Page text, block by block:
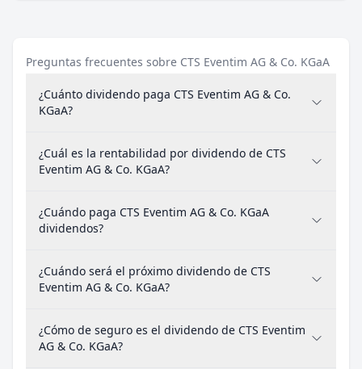
Preguntas frecuentes sobre CTS Eventim AG & Co. KGaA
¿Cuánto dividendo paga CTS Eventim AG & Co.
KGaA?
¿Cuál es la rentabilidad por dividendo de CTS
Eventim AG & Co. KGaA?
¿Cuándo paga CTS Eventim AG & Co. KGaA
dividendos?
¿Cuándo será el próximo dividendo de CTS
Eventim AG & Co. KGaA?
¿Cómo de seguro es el dividendo de CTS Eventim
AG & Co. KGaA?